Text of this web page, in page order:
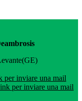
per inviare una mail
per inviare una mail